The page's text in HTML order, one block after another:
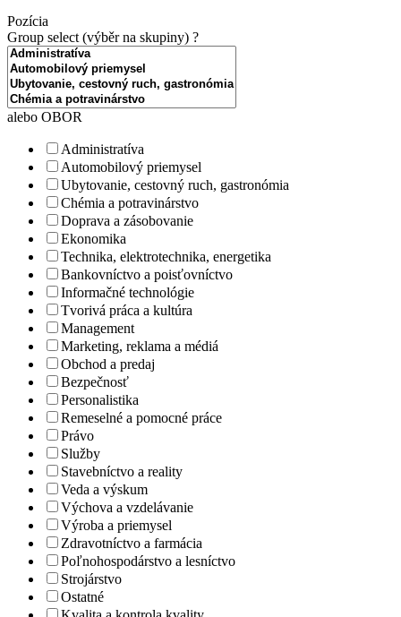
Pozícia
Group select (výběr na skupiny) ?
alebo OBOR
Administratíva
Automobilový priemysel
Ubytovanie, cestovný ruch, gastronómia
Chémia a potravinárstvo
Doprava a zásobovanie
Ekonomika
Technika, elektrotechnika, energetika
Bankovníctvo a poisťovníctvo
Informačné technológie
Tvorivá práca a kultúra
Management
Marketing, reklama a médiá
Obchod a predaj
Bezpečnosť
Personalistika
Remeselné a pomocné práce
Právo
Služby
Stavebníctvo a reality
Veda a výskum
Výchova a vzdelávanie
Výroba a priemysel
Zdravotníctvo a farmácia
Poľnohospodárstvo a lesníctvo
Strojárstvo
Ostatné